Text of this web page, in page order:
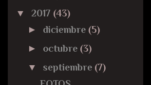
▼ 2017 (43)
► diciembre (5)
► octubre (3)
▼ septiembre (7)